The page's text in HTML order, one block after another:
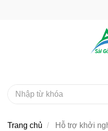
Trang chủ Hỗ trợ khởi